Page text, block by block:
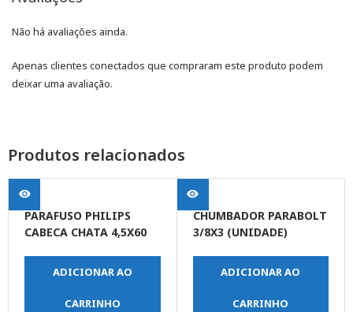
Não há avaliações ainda.
Apenas clientes conectados que compraram este produto podem
deixar uma avaliação.
Produtos relacionados
PARAFUSO PHILIPS
CABECA CHATA 4,5X60
ADICIONAR AO
CARRINHO
CHUMBADOR PARABOLT
3/8X3 (UNIDADE)
ADICIONAR AO
CARRINHO